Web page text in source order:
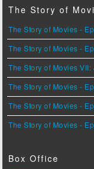
The Story of
The Story of Movies -
The Story of Movies -
The Story of Movies
The Story of Movies -
The Story of Movies -
The Story of Movies -
Box Office